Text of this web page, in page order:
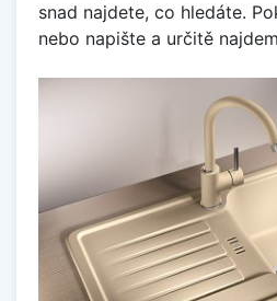
snad najdete, co hledáte.
nebo napište a určitě